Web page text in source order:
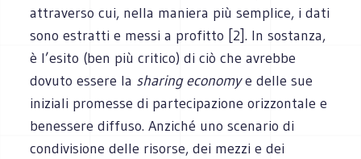
attraverso cui, nella maniera più semplice, i dati
sono estratti e messi a profitto [2]. In sostanza,
è l’esito (ben più critico) di ciò che avrebbe
dovuto essere la sharing economye delle sue
iniziali promesse di partecipazione orizzontale e
benessere diffuso. Anziché uno scenario di
condivisione delle risorse, dei mezzi e dei